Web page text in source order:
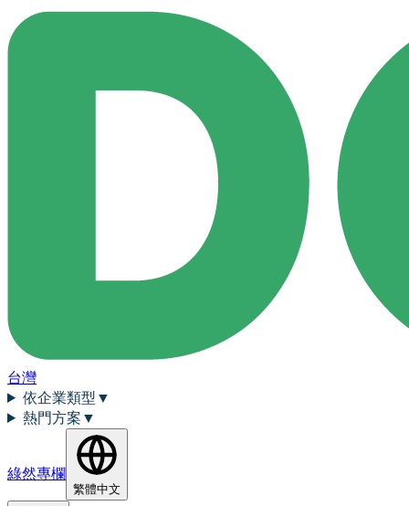
台灣
依企業類型 ▼
熱門方案 ▼
綠然專欄
繁體中文